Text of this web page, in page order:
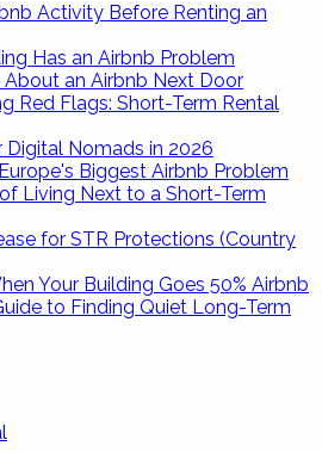
Activity Before Renting an
Has an Airbnb Problem
an Airbnb Next Door
Red Flags: Short-Term Rental
Digital Nomads in 2026
Biggest Airbnb Problem
Living Next to a Short-Term
for STR Protections (Country
Your Building Goes 50% Airbnb
to Finding Quiet Long-Term